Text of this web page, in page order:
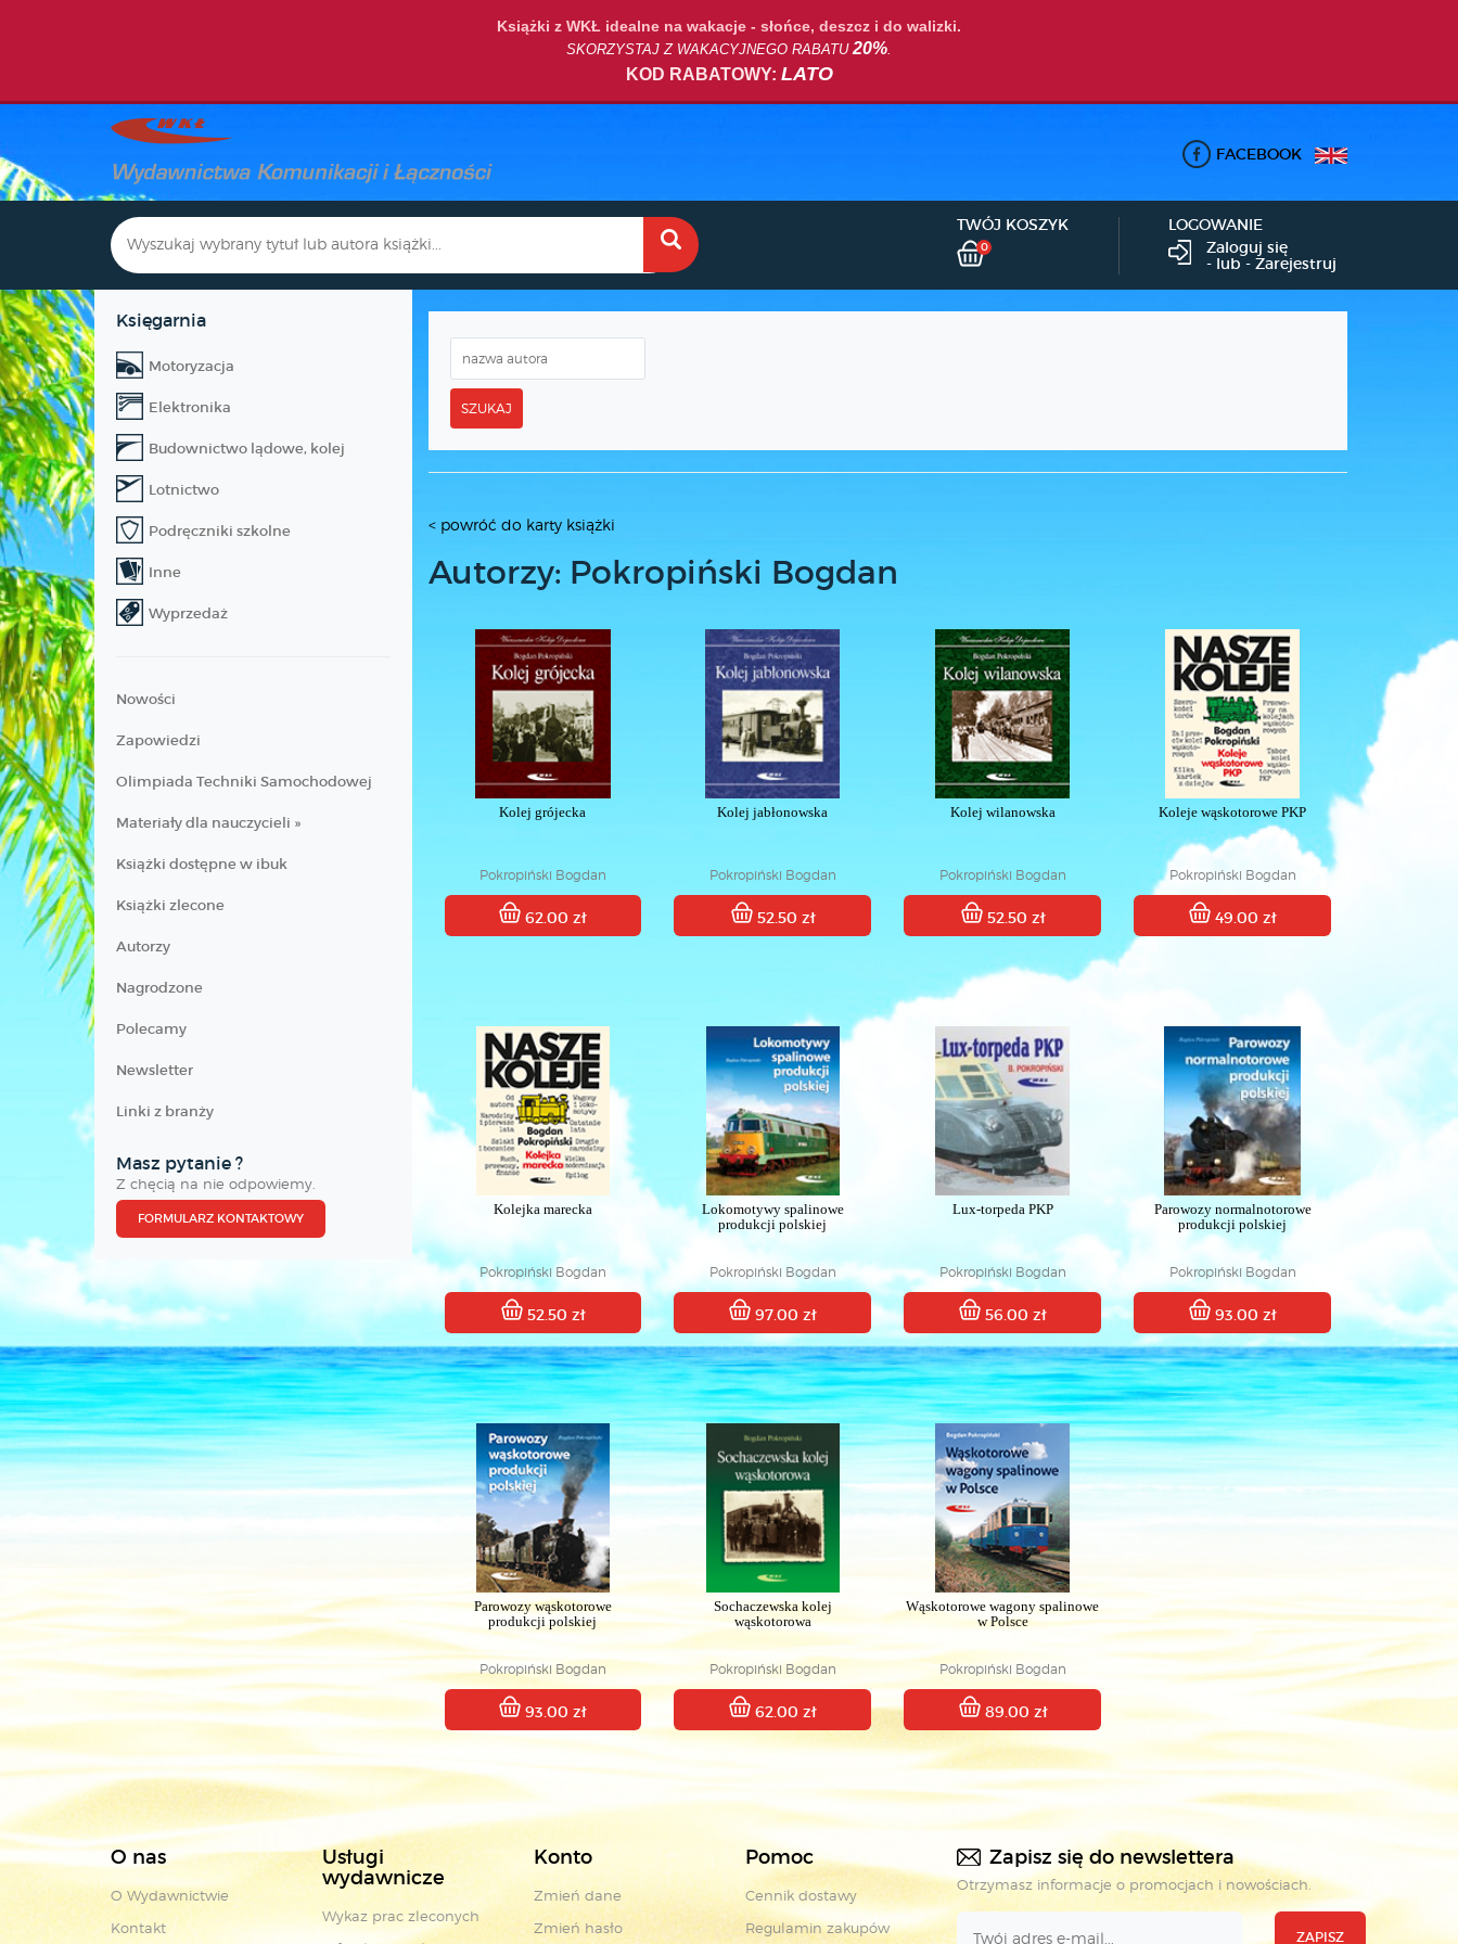
Książki z WKŁ idealne na wakacje - słońce, deszcz i do walizki.
SKORZYSTAJ Z WAKACYJNEGO RABATU20%.
KOD RABATOWY: LATO
FACEBOOK
TWÓJ KOSZYK
0
LOGOWANIE
Zaloguj się
- lub - Zarejestruj
Księgarnia
Motoryzacja
Elektronika
Budownictwo lądowe, kolej
Lotnictwo
Podręczniki szkolne
Inne
Wyprzedaż
Nowości
Zapowiedzi
Olimpiada Techniki Samochodowej
Materiały dla nauczycieli »
Książki dostępne w ibuk
Książki zlecone
Autorzy
Nagrodzone
Polecamy
Newsletter
Linki z branży
Masz pytanie ?
Z chęcią na nie odpowiemy.
FORMULARZ KONTAKTOWY
SZUKAJ
< powróć do karty książki
Autorzy: Pokropiński Bogdan
Kolej grójecka
Pokropiński Bogdan
62.00 zł
Kolej jabłonowska
Pokropiński Bogdan
52.50 zł
Kolej wilanowska
Pokropiński Bogdan
52.50 zł
Koleje wąskotorowe PKP
Pokropiński Bogdan
49.00 zł
Kolejka marecka
Pokropiński Bogdan
52.50 zł
Lokomotywy spalinowe
produkcji polskiej
Pokropiński Bogdan
97.00 zł
Lux-torpeda PKP
Pokropiński Bogdan
56.00 zł
Parowozy normalnotorowe
produkcji polskiej
Pokropiński Bogdan
93.00 zł
Parowozy wąskotorowe
produkcji polskiej
Pokropiński Bogdan
93.00 zł
Sochaczewska kolej
wąskotorowa
Pokropiński Bogdan
62.00 zł
Wąskotorowe wagony spalinowe
w Polsce
Pokropiński Bogdan
89.00 zł
O nas
O Wydawnictwie
Kontakt
Usługi
wydawnicze
Wykaz prac zleconych
Konto
Zmień dane
Zmień hasło
Pomoc
Cennik dostawy
Regulamin zakupów
Zapisz się do newslettera
Otrzymasz informacje o promocjach i nowościach.
ZAPISZ